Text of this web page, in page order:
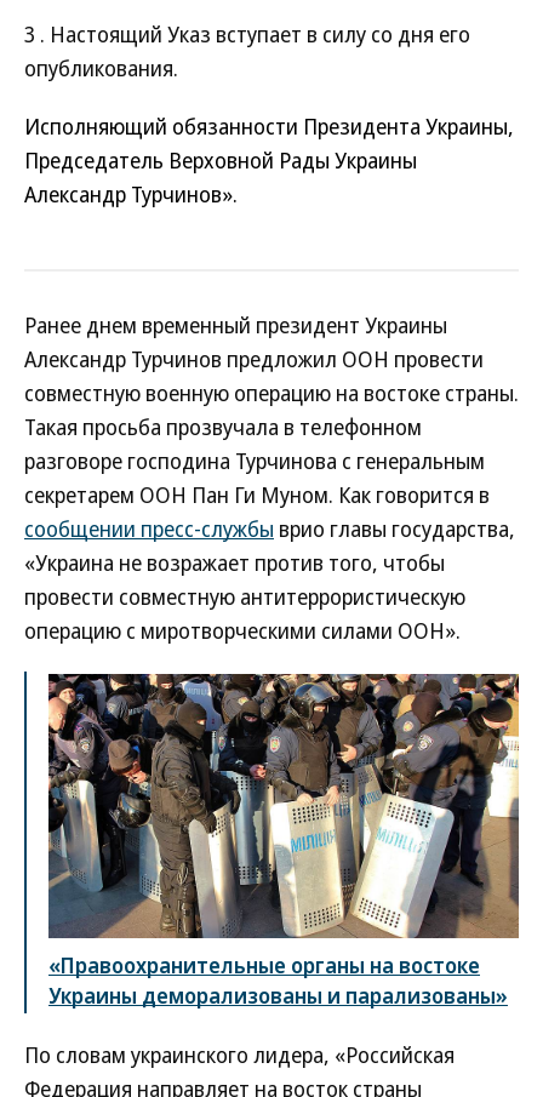
3 . Настоящий Указ вступает в силу со дня его
опубликования.
Исполняющий обязанности Президента Украины,
Председатель Верховной Рады Украины
Александр Турчинов».
Ранее днем временный президент Украины
Александр Турчинов предложил ООН провести
совместную военную операцию на востоке страны.
Такая просьба прозвучала в телефонном
разговоре господина Турчинова с генеральным
секретарем ООН Пан Ги Муном. Как говорится в
сообщении пресс-службы врио главы государства,
«Украина не возражает против того, чтобы
провести совместную антитеррористическую
операцию с миротворческими силами ООН».
«Правоохранительные органы на востоке
Украины деморализованы и парализованы»
По словам украинского лидера, «Российская
Федерация направляет на восток страны